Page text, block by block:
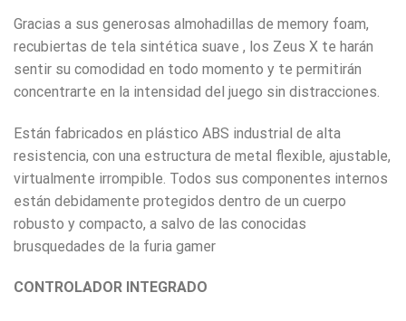
Gracias a sus generosas almohadillas de memory foam,
recubiertas de tela sintética suave , los Zeus X te harán
sentir su comodidad en todo momento y te permitirán
concentrarte en la intensidad del juego sin distracciones.
Están fabricados en plástico ABS industrial de alta
resistencia, con una estructura de metal flexible, ajustable,
virtualmente irrompible. Todos sus componentes internos
están debidamente protegidos dentro de un cuerpo
robusto y compacto, a salvo de las conocidas
brusquedades de la furia gamer
CONTROLADOR INTEGRADO